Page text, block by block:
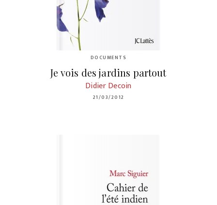
DOCUMENTS
Je vois des jardins partout
Didier Decoin
21/03/2012